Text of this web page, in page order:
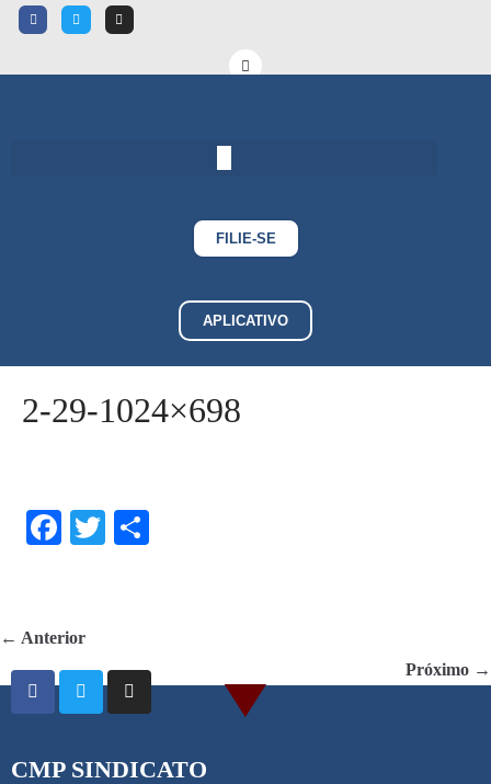
FILIE-SE
APLICATIVO
2-29-1024×698
F
b
o
o
T
← Anterior
Próximo →
CMP SINDICATO